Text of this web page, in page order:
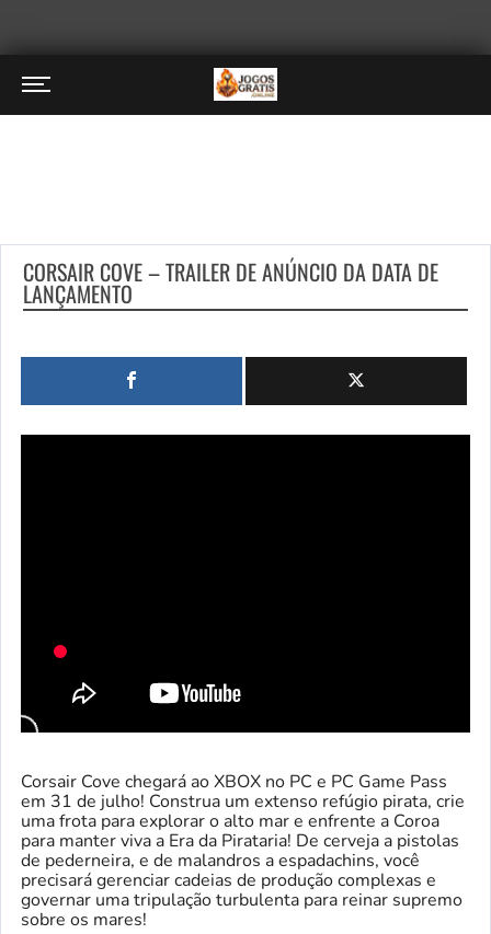
CORSAIR COVE – TRAILER DE ANÚNCIO DA DATA DE
LANÇAMENTO
Corsair Cove chegará ao XBOX no PC e PC Game Pass
em 31 de julho! Construa um extenso refúgio pirata, crie
uma frota para explorar o alto mar e enfrente a Coroa
para manter viva a Era da Pirataria! De cerveja a pistolas
de pederneira, e de malandros a espadachins, você
precisará gerenciar cadeias de produção complexas e
governar uma tripulação turbulenta para reinar supremo
sobre os mares!